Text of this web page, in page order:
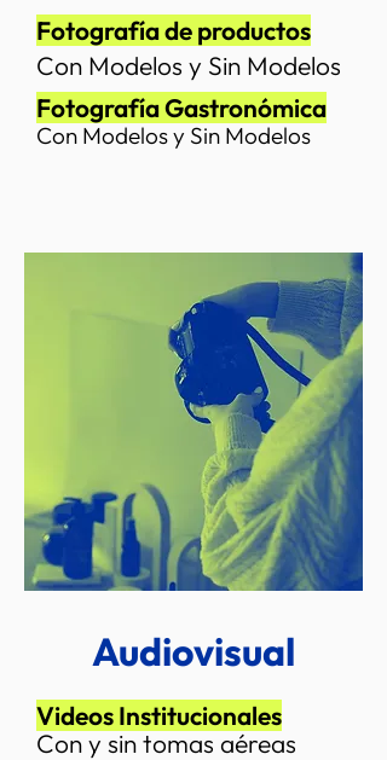
Fotografía de productos
Con Modelos y Sin Modelos
FotografíaGastronómica
Con Modelos y Sin Modelos
Audiovisual
Videos Institucionales
Con y sin tomas aéreas